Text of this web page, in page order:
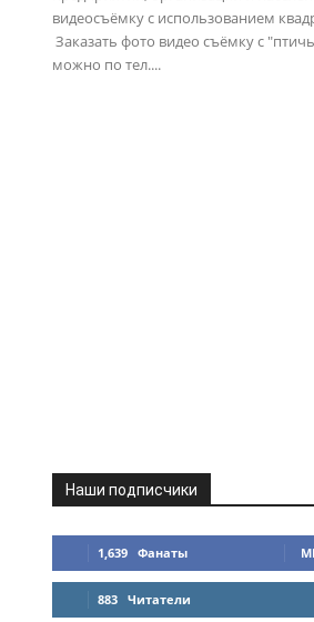
видеосъёмку с использованием
Заказать фото видео съёмку с
можно по тел....
Наши подписчики
1,639 Фанаты
883 Читатели